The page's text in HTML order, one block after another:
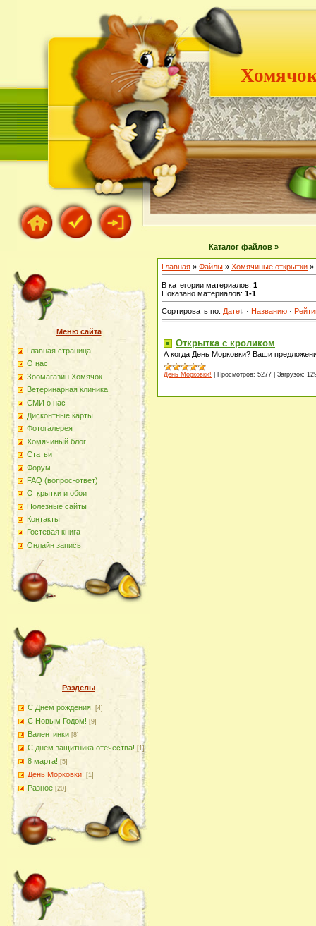
Каталог файлов »
Меню сайта
Главная страница
О наc
Зоомагазин Хомячок
Ветеринарная клиника
СМИ о нас
Дисконтные карты
Фотогалерея
Хомячиный блог
Статьи
Форум
FAQ (вопрос-ответ)
Открытки и обои
Полезные сайты
Контакты
Гостевая книга
Онлайн запись
Разделы
С Днем рождения! [4]
С Новым Годом! [9]
Валентинки [8]
С днем защитника отечества! [1]
8 марта! [5]
День Морковки! [1]
Разное [20]
Главная » Файлы » Хомячиные открытки »
В категории материалов: 1
Показано материалов: 1-1
Сортировать по: Дате · Названию ·
Открытка с кроликом
А когда День Морковки? Ваши
День Морковки! Просмотров: 5277 Загрузок: